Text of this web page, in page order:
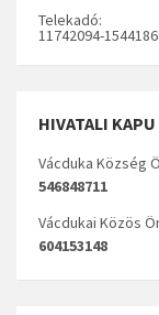
Telekadó:
11742094-
HIVATALI KAPU
Vácduka Község
546848711
Vácdukai Közös
604153148